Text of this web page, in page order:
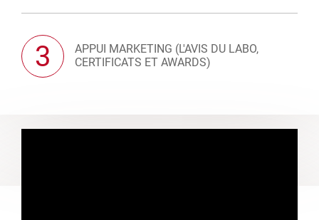
3
APPUI MARKETING (L'AVIS DU LABO,
CERTIFICATS ET AWARDS)